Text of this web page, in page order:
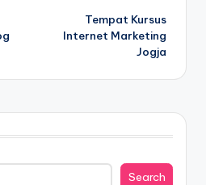
Tempat Kursus
Internet Marketing
Jogja
Search